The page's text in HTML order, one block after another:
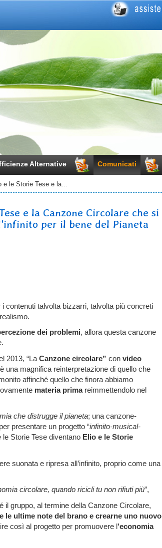
Alternative Comunicati
e le Storie Tese e la...
e la Canzone Circolare che si
per il bene del Pianeta
contenuti talvolta bizzarri, talvolta più concreti
dei problemi, allora questa canzone
2013, “LaCanzone circolare” convideo
una magnifica reinterpretazione di quello che
affinché quello che finora abbiamo
materia primareimmettendolo nel
che distrugge il pianeta; una canzone-
presentare un progetto “infinito-musical-
le Storie Tese diventano Elio e le Storie
suonata e ripresa all’infinito, proprio come una
circolare, quando ricicli tu non rifiuti più”,
il gruppo, al termine della Canzone Circolare,
le ultime note del brano e crearne uno nuovo
così al progetto per promuovere l'economia